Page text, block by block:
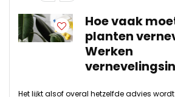
Hoe vaak
planten
Werken
Het lijkt alsof overal hetzelfde advies